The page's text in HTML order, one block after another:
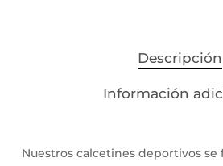
Descripción
Información
Nuestros calcetines deportivos se